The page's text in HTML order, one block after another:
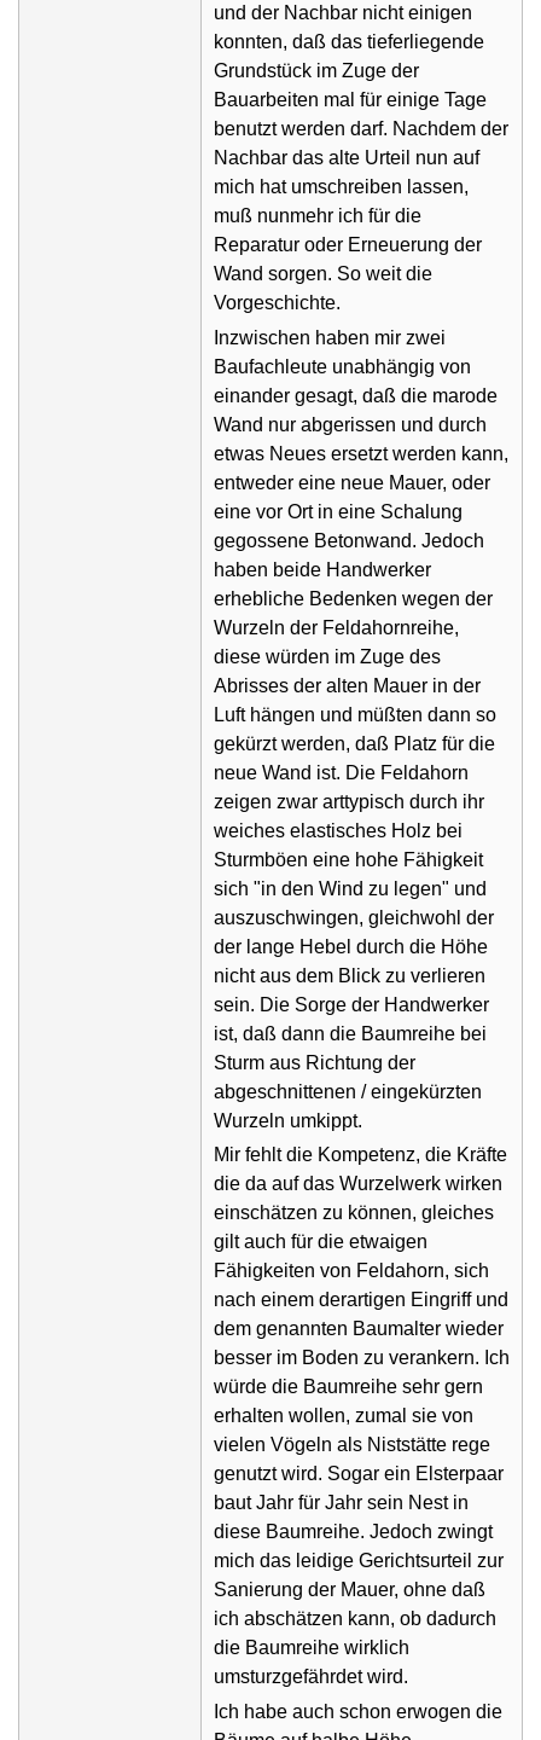
und der Nachbar nicht einigen
konnten, daß das tieferliegende
Grundstück im Zuge der
Bauarbeiten mal für einige Tage
benutzt werden darf. Nachdem der
Nachbar das alte Urteil nun auf
mich hat umschreiben lassen,
muß nunmehr ich für die
Reparatur oder Erneuerung der
Wand sorgen. So weit die
Vorgeschichte.
Inzwischen haben mir zwei
Baufachleute unabhängig von
einander gesagt, daß die marode
Wand nur abgerissen und durch
etwas Neues ersetzt werden kann,
entweder eine neue Mauer, oder
eine vor Ort in eine Schalung
gegossene Betonwand. Jedoch
haben beide Handwerker
erhebliche Bedenken wegen der
Wurzeln der Feldahornreihe,
diese würden im Zuge des
Abrisses der alten Mauer in der
Luft hängen und müßten dann so
gekürzt werden, daß Platz für die
neue Wand ist. Die Feldahorn
zeigen zwar arttypisch durch ihr
weiches elastisches Holz bei
Sturmböen eine hohe Fähigkeit
sich "in den Wind zu legen" und
auszuschwingen, gleichwohl der
der lange Hebel durch die Höhe
nicht aus dem Blick zu verlieren
sein. Die Sorge der Handwerker
ist, daß dann die Baumreihe bei
Sturm aus Richtung der
abgeschnittenen / eingekürzten
Wurzeln umkippt.
Mir fehlt die Kompetenz, die Kräfte
die da auf das Wurzelwerk wirken
einschätzen zu können, gleiches
gilt auch für die etwaigen
Fähigkeiten von Feldahorn, sich
nach einem derartigen Eingriff und
dem genannten Baumalter wieder
besser im Boden zu verankern. Ich
würde die Baumreihe sehr gern
erhalten wollen, zumal sie von
vielen Vögeln als Niststätte rege
genutzt wird. Sogar ein Elsterpaar
baut Jahr für Jahr sein Nest in
diese Baumreihe. Jedoch zwingt
mich das leidige Gerichtsurteil zur
Sanierung der Mauer, ohne daß
ich abschätzen kann, ob dadurch
die Baumreihe wirklich
umsturzgefährdet wird.
Ich habe auch schon erwogen die